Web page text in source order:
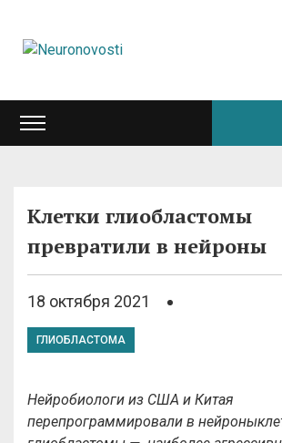
Клетки глиобластомы
превратили в нейроны
18 октября 2021
ГЛИОБЛАСТОМА
Нейробиологи из США и Китая
перепрограммировали в